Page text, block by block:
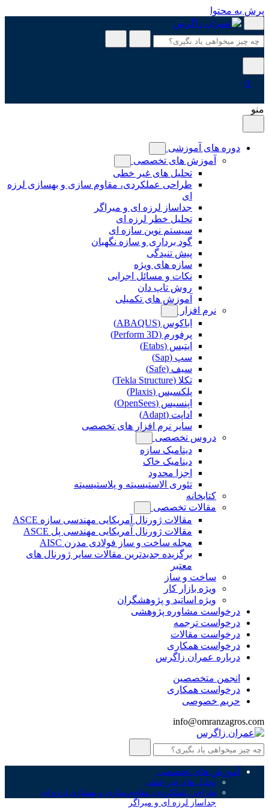
پرش به محتوا
0
منو
دوره های آموزشی
آموزش های تخصصی
تحلیل های غیر خطی
طراحی عملکردی، مقاوم سازی و بهسازی لرزه
ای
جداساز لرزه ای و میراگر
تحلیل خطر لرزه ای
سیستم نوین سازه ای
گود برداری و سازه نگهبان
پیش تنیدگی
سازه های ویژه
نکات و مسائل اجرایی
روش تاپ دان
آموزش های تکمیلی
نرم افزار
اباکوس (ABAQUS)
پرفورم (Perform 3D)
ایتبس (Etabs)
سپ (Sap)
سیف (Safe)
تکلا (Tekla Structure)
پلکسیس (Plaxis)
اپنسیس (OpenSees)
اداپت (Adapt)
سایر نرم افزار های تخصصی
دروس تخصصی
دینامیک سازه
دینامیک خاک
اجزا محدود
تئوری الاستیسیته و پلاستیسیته
کتابخانه
مقالات تخصصی
مقالات ژورنال آمریکایی مهندسی سازه ASCE
مقالات ژورنال آمریکایی مهندسی پل ASCE
مجله ساخت و ساز فولادی مدرن AISC
برگزیده جدیدترین مقالات سایر ژورنال های
معتبر
ساخت و ساز
ویژه بازار کار
ویژه اساتید و پژوهشگران
درخواست مشاوره پژوهشی
درخواست ترجمه
درخواست مقالات
درخواست همکاری
درباره عمران زاگرس
انجمن متخصصین
درخواست همکاری
حریم خصوصی
info@omranzagros.com
آموزش های تخصصی
تحلیل های غیر خطی
طراحی عملکردی، مقاوم سازی و بهسازی لرزه ای
جداساز لرزه ای و میراگر